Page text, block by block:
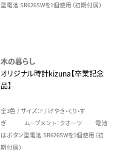
型電池 SR626SWを1個使用（初期付属）
木の暮らし
オリジナル時計kizuna【卒業記念
品】
全3色 / サイズ：F / けやき・くり・す
ぎ ムーブメント：クオーツ 電池
はボタン型電池 SR626SWを1個使用（初
期付属）